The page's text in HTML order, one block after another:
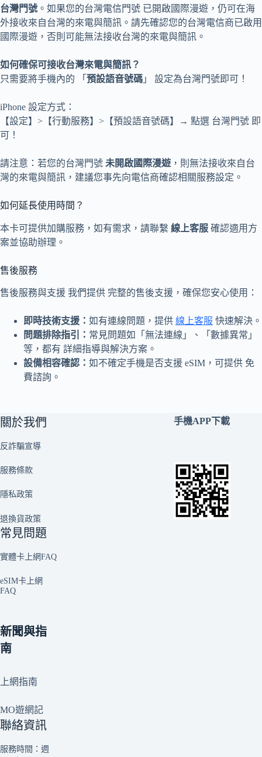
台灣門號 。如果您的台灣電信門號 已開啟國際漫遊，仍可在海
外接收來自台灣的來電與簡訊。請先確認您的台灣電信商已啟用
國際漫遊，否則可能無法接收台灣的來電與簡訊。
如何確保可接收台灣來電與簡訊？
只需要將手機內的 「 預設語音號碼 」 設定為台灣門號即可！
iPhone 設定方式：
【設定】>【行動服務】>【預設語音號碼】→ 點選 台灣門號 即
可！
請注意：若您的台灣門號 未開啟國際漫遊 ，則無法接收來自台
灣的來電與簡訊，建議您事先向電信商確認相關服務設定。
如何延長使用時間？
本卡可提供加購服務，如有需求，請聯繫 線上客服 確認適用方
案並協助辦理。
售後服務
售後服務與支援 我們提供 完整的售後支援，確保您安心使用：
即時技術支援： 如有連線問題，提供 線上客服 快速解決。
問題排除指引： 常見問題如「無法連線」、「數據異常」
等，都有 詳細指導與解決方案。
設備相容確認： 如不確定手機是否支援 eSIM，可提供 免
費諮詢。
關於我們
反詐騙宣導
服務條款
隱私政策
退換貨政策
常見問題
實體卡上網FAQ
eSIM卡上網
FAQ
新聞與指
南
上網指南
MO遊網記
聯絡資訊
服務時間：週
手機APP下載